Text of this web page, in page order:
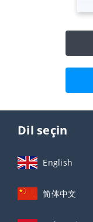
Dil seçin
English
简体中文